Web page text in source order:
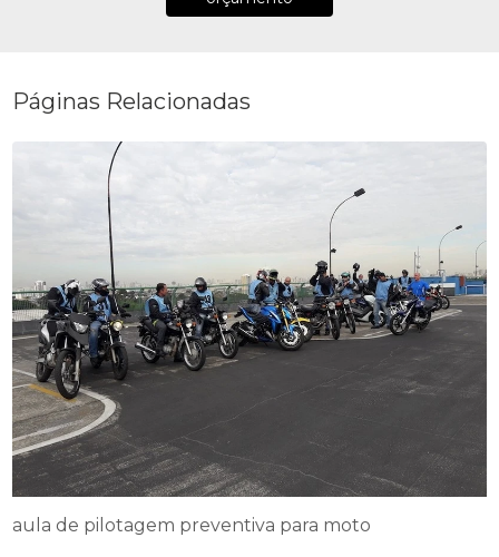
Páginas Relacionadas
aula de pilotagem preventiva para moto